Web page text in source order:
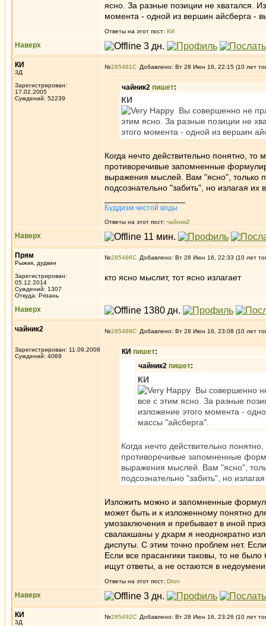
ясно. За разные позиции не хватался.
момента - одной из вершин айсберга -
Ответы на этот пост: КИ
Наверх
КИ
3Д
Зарегистрирован:
17.02.2005
Суждений: 52239
№285481 Добавлено: Вт 28 Июн 16, 22:15 (10 лет
чайник2 пишет:
КИ
Вы совершенно не
этим ясно. За разные позиции не
этого момента - одной из вершин
Когда нечто действительно понятно, то
противоречивые запомненные
выражения мыслей. Вам "ясно", только
подсознательно "забить", но излагая их
Буддизм чистой воды
Ответы на этот пост: чайник2
Наверх
Прям
Рыжик, дудкин
Зарегистрирован:
05.12.2014
Суждений: 1307
Откуда: Рязань
№285486 Добавлено: Вт 28 Июн 16, 22:33 (10 лет
кто ясно мыслит, тот ясно излагает
Наверх
чайник2
Зарегистрирован: 11.09.2008
Суждений: 4069
№285489 Добавлено: Вт 28 Июн 16, 23:08 (10 лет
КИ пишет:
чайник2 пишет:
КИ
Вы совершенно
все с этим ясно. За разные
изложение этого момента -
массы "айсберга".
Когда нечто действительно
противоречивые запомненные
выражения мыслей. Вам "ясно",
подсознательно "забить", но
Изложить можно и запомненные
может быть и к изложенному понятно
умозаключения и пребывает в иной
свалакшаны у дхарм я неоднократно
диспуты. С этим точно проблем нет.
Если все прасангики таковы, то не
ищут ответы, а не остаются в
Ответы на этот пост: Dron
Наверх
КИ
3Д
№285492 Добавлено: Вт 28 Июн 16, 23:26 (10 лет